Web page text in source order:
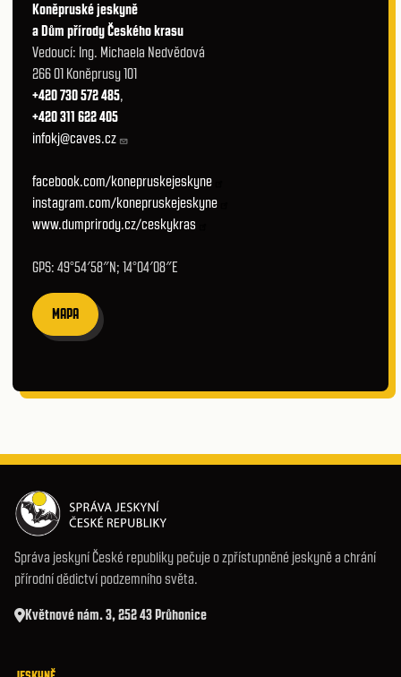
Koněpruské jeskyně
a Dům přírody Českého krasu
Vedoucí: Ing. Michaela Nedvědová
266 01 Koněprusy 101
+420 730 572 485,
+420 311 622 405
infokj@caves.cz
facebook.com/konepruskejeskyne
instagram.com/konepruskejeskyne
www.dumprirody.cz/ceskykras
GPS: 49°54′58″N; 14°04′08″E
MAPA
Správa jeskyní České republiky pečuje o zpřístupněné jeskyně a chrání
přírodní dědictví podzemního světa.
Květnové nám. 3, 252 43 Průhonice